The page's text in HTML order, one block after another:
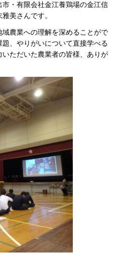
・有限会社金江養鶏場の金江信
美さんです。
農業への理解を深めることがで
、やりがいについて直接学べる
ただいた農業者の皆様、ありが